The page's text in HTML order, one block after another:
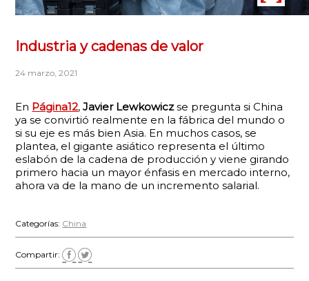
Industria y cadenas de valor
24 marzo, 2021
En Página12, Javier Lewkowiczse pregunta si China
ya se convirtió realmente en la fábrica del mundo o
si su eje es más bien Asia. En muchos casos, se
plantea, el gigante asiático representa el último
eslabón de la cadena de producción y viene girando
primero hacia un mayor énfasis en mercado interno,
ahora va de la mano de un incremento salarial.
Categorías: China
Compartir: